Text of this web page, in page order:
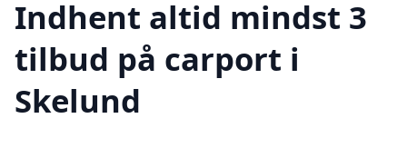
Indhent altid mindst 3
tilbud på carport i
Skelund